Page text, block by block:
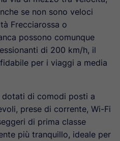
se non sono veloci
Frecciarossa o
possono comunque
di 200 km/h, il
per i viaggi a media
dotati di comodi posti a
prese di corrente, Wi-Fi
di prima classe
più tranquillo, ideale per